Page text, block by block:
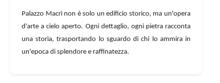
Palazzo Macrì non è solo un edificio storico, ma un'opera
d'arte a cielo aperto. Ogni dettaglio, ogni pietra racconta
una storia, trasportando lo sguardo di chi lo ammira in
un'epoca di splendore e raffinatezza.